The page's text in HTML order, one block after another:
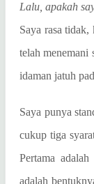
Lalu, apakah
Saya rasa tidak,
telah menemani
idaman jatuh
Saya punya
cukup tiga
Pertama
adalah